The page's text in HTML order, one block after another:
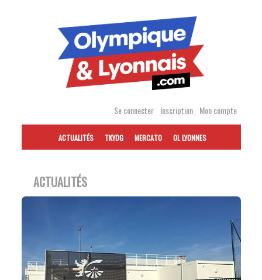
Se connecter Inscription Mon compte
ACTUALITÉS TKYDG MERCATO OL LYONNES
ACTUALITÉS